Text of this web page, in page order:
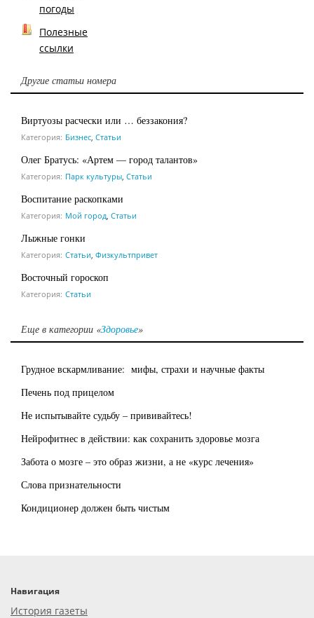
погоды
Полезные
ссылки
Другие статьи номера
Виртуозы расчески или … беззакония?
Категория: Бизнес Статьи
Олег Братусь: «Артем — город талантов»
Категория: Парк культуры Статьи
Воспитание раскопками
Категория: Мой город Статьи
Лыжные гонки
Категория: Статьи Физкультпривет
Восточный гороскоп
Категория: Статьи
Еще в категории «Здоровье»
Грудное вскармливание: мифы, страхи и научные факты
Печень под прицелом
Не испытывайте судьбу – прививайтесь!
Нейрофитнес в действии: как сохранить здоровье мозга
Забота о мозге – это образ жизни, а не «курс лечения»
Слова признательности
Кондиционер должен быть чистым
Навигация
История газеты